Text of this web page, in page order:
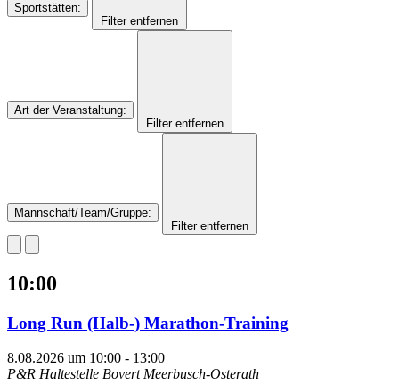
Sportstätten:
Filter entfernen
Art der Veranstaltung:
Filter entfernen
Mannschaft/Team/Gruppe:
Filter entfernen
10:00
Long Run (Halb-) Marathon-Training
8.08.2026 um 10:00 - 13:00
P&R Haltestelle Bovert Meerbusch-Osterath